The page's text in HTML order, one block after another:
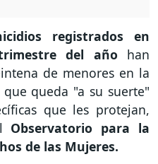
registrados en
del año han
de menores en la
queda "a su suerte"
que les protejan,
Observatorio para la
de las Mujeres.